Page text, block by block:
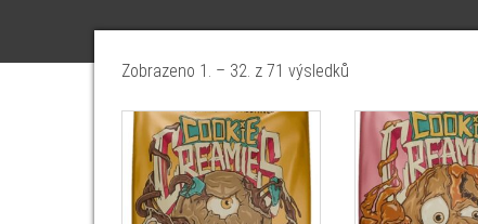
Zobrazeno 1. – 32. z 71 výsledků